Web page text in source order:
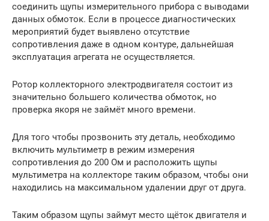
соединить щупы измерительного прибора с выводами
данных обмоток. Если в процессе диагностических
мероприятий будет выявлено отсутствие
сопротивления даже в одном контуре, дальнейшая
эксплуатация агрегата не осуществляется.
Ротор коллекторного электродвигателя состоит из
значительно большего количества обмоток, но
проверка якоря не займёт много времени.
Для того чтобы прозвонить эту деталь, необходимо
включить мультиметр в режим измерения
сопротивления до 200 Ом и расположить щупы
мультиметра на коллекторе таким образом, чтобы они
находились на максимальном удалении друг от друга.
Таким образом щупы займут место щёток двигателя и